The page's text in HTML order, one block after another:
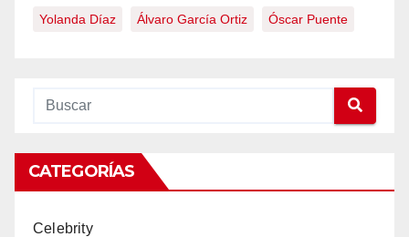
Yolanda Díaz Álvaro García Ortiz Óscar Puente
CATEGORÍAS
Celebrity